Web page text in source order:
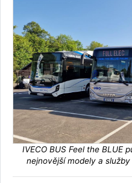
IVECO BUS Feel the BLUE
nejnovější modely a